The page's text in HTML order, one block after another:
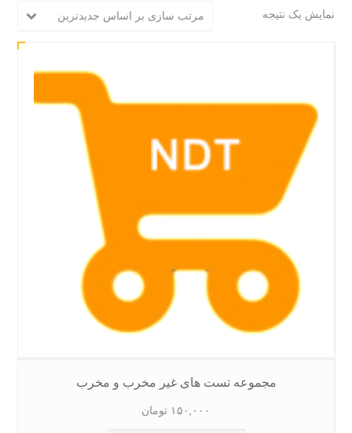
یک نتیجه مرتب سازی بر اساس جدیدترین
مجموعه تست های غیر مخرب و مخرب
۱۵۰,۰۰۰ تومان